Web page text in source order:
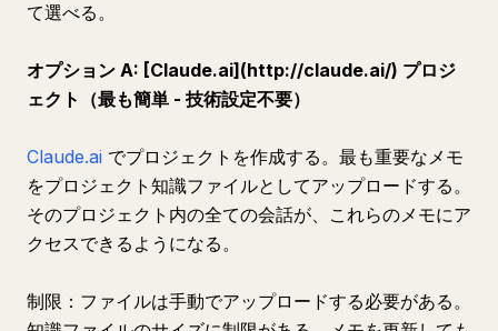
て選べる。
オプション A: [Claude.ai](http://claude.ai/) プロジ
ェクト（最も簡単 - 技術設定不要）
Claude.ai でプロジェクトを作成する。最も重要なメモ
をプロジェクト知識ファイルとしてアップロードする。
そのプロジェクト内の全ての会話が、これらのメモにア
クセスできるようになる。
制限：ファイルは手動でアップロードする必要がある。